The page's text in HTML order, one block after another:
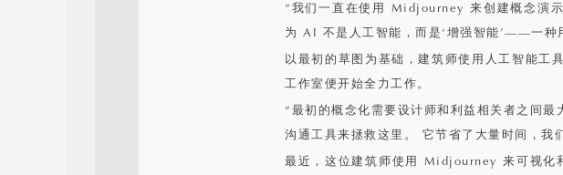
“我们一直在使用 Midjourney 来创建概念演
为 AI 不是人工智能，而是‘增强智能’——一种
以最初的草图为基础，建筑师使用人工智能工
工作室便开始全力工作。
“最初的概念化需要设计师和利益相关者之间
沟通工具来拯救这里。 它节省了大量时间，我
最近，这位建筑师使用 Midjourney 来可视化